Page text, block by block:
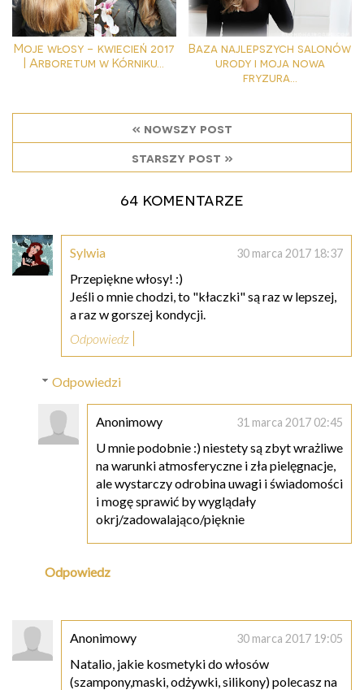
Moje włosy - kwiecień 2017
| Arboretum w Kórniku...
Baza najlepszych salonów
urody i moja nowa
fryzura...
« nowszy post
starszy post »
64 komentarze
Sylwia 30 marca 2017 18:37
Przepiękne włosy! :)
Jeśli o mnie chodzi, to "kłaczki" są raz w lepszej,
a raz w gorszej kondycji.
Odpowiedz
Odpowiedzi
Anonimowy 31 marca 2017 02:45
U mnie podobnie :) niestety są zbyt wrażliwe
na warunki atmosferyczne i zła pielęgnacje,
ale wystarczy odrobina uwagi i świadomości
i mogę sprawić by wyglądały
okrj/zadowalająco/pięknie
Odpowiedz
Anonimowy 30 marca 2017 19:05
Natalio, jakie kosmetyki do włosów
(szampony,maski, odżywki, silikony) polecasz na